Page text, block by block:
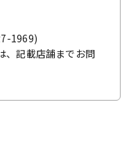
1969)
、記載店舗までお問